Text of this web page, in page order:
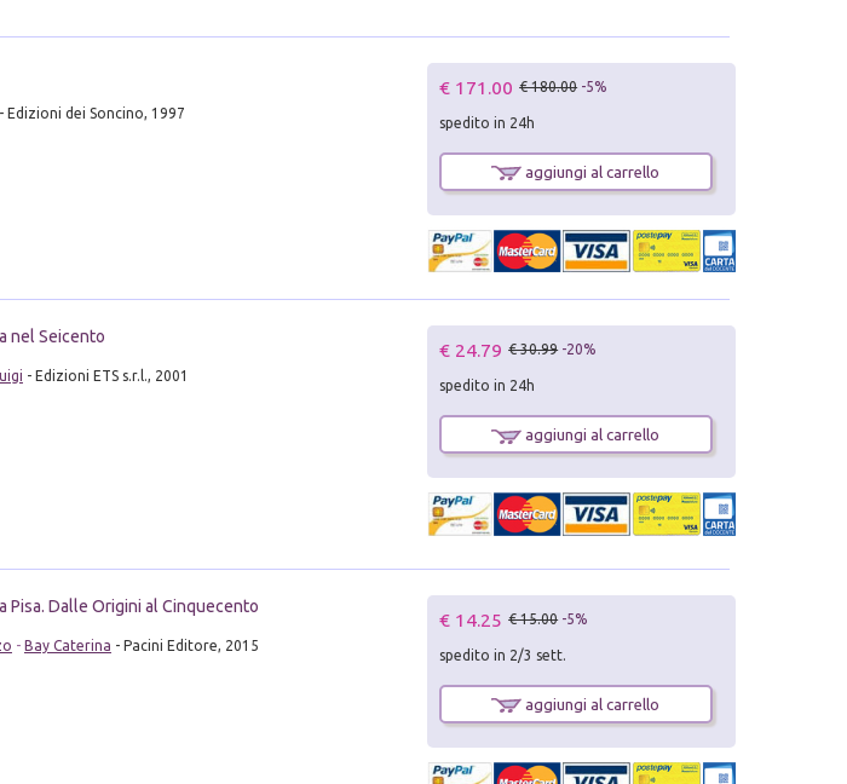
- Edizioni dei Soncino, 1997
€ 171.00 € 180.00 -5%
spedito in 24h
aggiungi al carrello
nel Seicento
- Edizioni ETS s.r.l., 2001
€ 24.79 € 30.99 -20%
spedito in 24h
aggiungi al carrello
Pisa. Dalle Origini al Cinquecento
- Bay Caterina - Pacini Editore, 2015
€ 14.25 € 15.00 -5%
spedito in 2/3 sett.
aggiungi al carrello